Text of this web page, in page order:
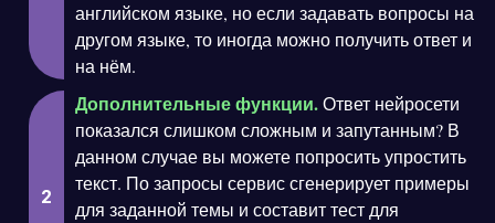
английском языке, но если задавать вопросы на
другом языке, то иногда можно получить ответ и
на нём.
Дополнительные функции.Ответ нейросети
показался слишком сложным и запутанным? В
данном случае вы можете попросить упростить
текст. По запросы сервис сгенерирует примеры
для заданной темы и составит тест для